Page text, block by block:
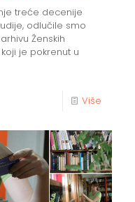
treće decenije
odlučile smo
Ženskih
je pokrenut u
Više